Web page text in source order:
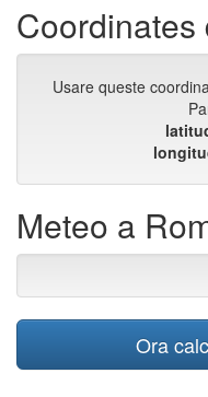
Usare queste
Meteo a
Ora